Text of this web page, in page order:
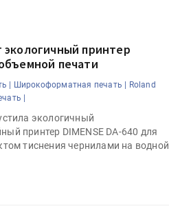
экологичный принтер
печати
| Широкоформатная печать |
Roland
|
экологичный
принтер DIMENSE DA-640 для
тиснения чернилами на водной